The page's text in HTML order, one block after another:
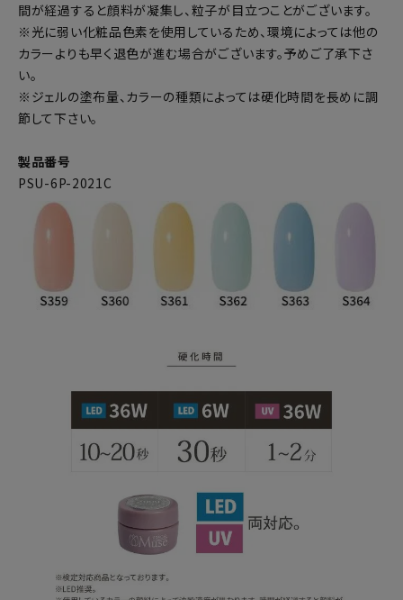
間が経過すると顔料が凝集し、粒子が目立つことがございます。
※光に弱い化粧品色素を使用しているため、環境によっては他の
カラーよりも早く退色が進む場合がございます。予めご了承下さ
い。
※ジェルの塗布量、カラーの種類によっては硬化時間を長めに調
節して下さい。
製品番号
PSU-6P-2021C